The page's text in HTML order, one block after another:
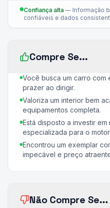
Confiança alta — Informação
confiáveis e dados
Compre Se...
Você busca um carro
prazer ao dirigir.
Valoriza um interior bem
equipamentos completa.
Está disposto a investir
especializada para o
Encontrou um exemplar
impecável e preço
Não Compre Se...